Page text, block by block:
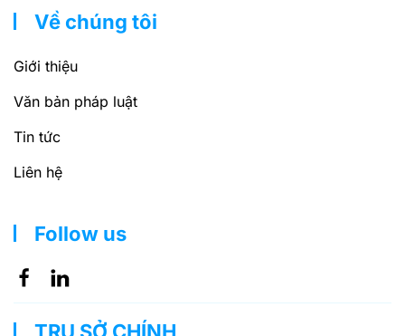
Về chúng tôi
Giới thiệu
Văn bản pháp luật
Tin tức
Liên hệ
Follow us